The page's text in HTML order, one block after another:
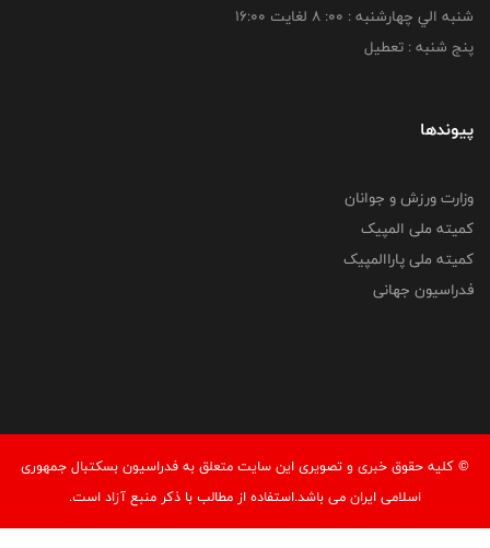
شنبه الي چهارشنبه : 00: 8 لغايت 16:00
پنج شنبه : تعطیل
پیوندها
وزارت ورزش و جوانان
کمیته ملی المپیک
کمیته ملی پاراالمپیک
فدراسیون جهانی
© کليه حقوق خبری و تصويری اين سايت متعلق به فدراسیون بسکتبال جمهوری
اسلامی ایران می باشد.استفاده از مطالب با ذكر منبع آزاد است.